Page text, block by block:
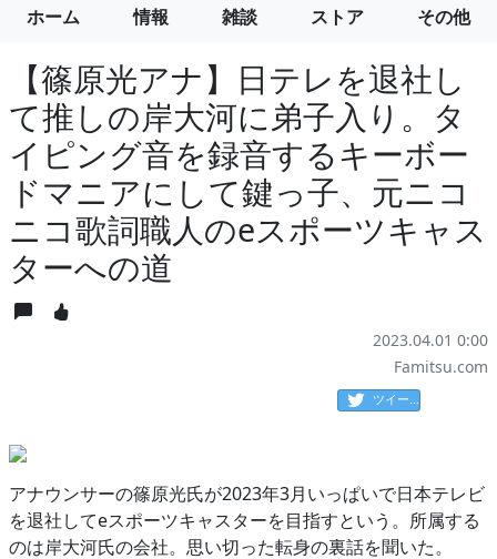
ホーム 情報 雑談 ストア その他
【篠原光アナ】日テレを退社し
て推しの岸大河に弟子入り。タ
イピング音を録音するキーボー
ドマニアにして鍵っ子、元ニコ
ニコ歌詞職人のeスポーツキャス
ターへの道
2023.04.01 0:00
Famitsu.com
ツイート
アナウンサーの篠原光氏が2023年3月いっぱいで日本テレビ
を退社してeスポーツキャスターを目指すという。所属する
のは岸大河氏の会社。思い切った転身の裏話を聞いた。